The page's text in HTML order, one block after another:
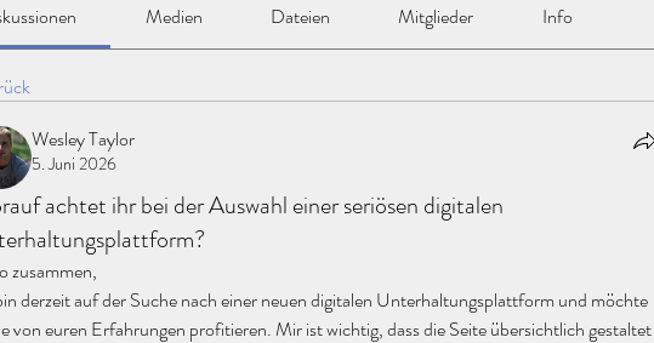
Medien Dateien Mitglieder Info
Wesley Taylor
5. Juni 2026
achtet ihr bei der Auswahl einer seriösen digitalen
zusammen,
derzeit auf der Suche nach einer neuen digitalen Unterhaltungsplattform und möchte
von euren Erfahrungen profitieren. Mir ist wichtig, dass die Seite übersichtlich gestaltet